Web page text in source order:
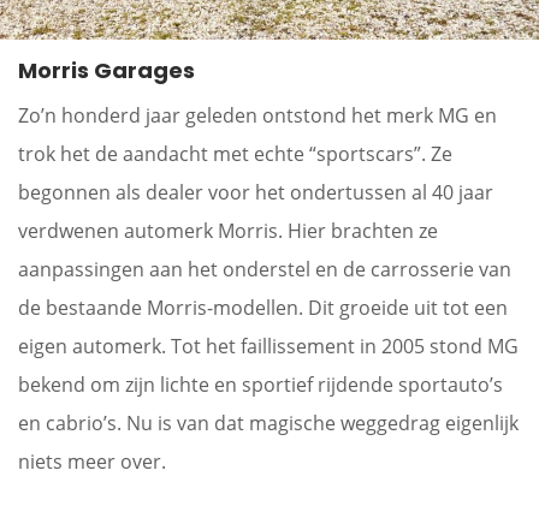
Morris Garages
Zo’n honderd jaar geleden ontstond het merk MG en
trok het de aandacht met echte “sportscars”. Ze
begonnen als dealer voor het ondertussen al 40 jaar
verdwenen automerk Morris. Hier brachten ze
aanpassingen aan het onderstel en de carrosserie van
de bestaande Morris-modellen. Dit groeide uit tot een
eigen automerk. Tot het faillissement in 2005 stond MG
bekend om zijn lichte en sportief rijdende sportauto’s
en cabrio’s. Nu is van dat magische weggedrag eigenlijk
niets meer over.